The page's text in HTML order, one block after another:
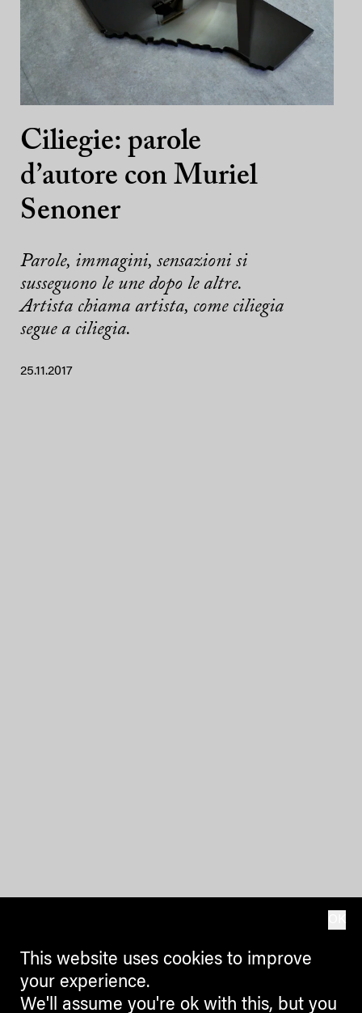
Ciliegie: parole
d’autore con Muriel
Senoner
Parole, immagini, sensazioni si
susseguono le une dopo le altre.
Artista chiama artista, come ciliegia
segue a ciliegia.
25.11.2017
This website uses cookies to improve
your experience.
We'll assume you're ok with this, but you